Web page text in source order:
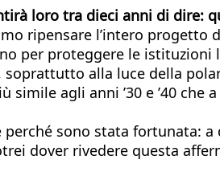
loro tra dieci anni di dire:
ripensare l’intero progetto
per proteggere le
alla luce della
agli anni ’30 e ’40
sono stata fortunata:
dover rivedere questa